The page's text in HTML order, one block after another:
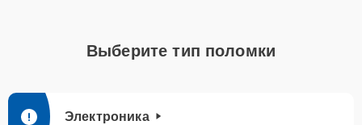
Выберите тип поломки
Электроника